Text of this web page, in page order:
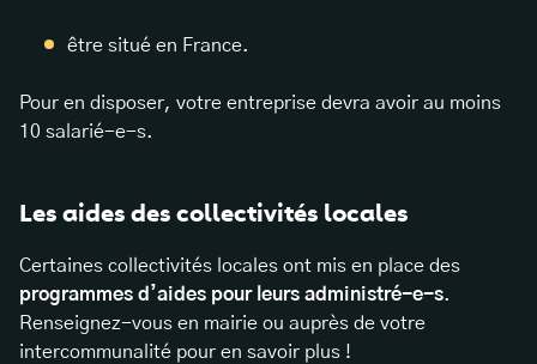
être situé en France.
Pour en disposer, votre entreprise devra avoir au moins
10 salarié-e-s.
Les aides des collectivités locales
Certaines collectivités locales ont mis en place des
programmes d’aides pour leurs administré-e-s.
Renseignez-vous en mairie ou auprès de votre
intercommunalité pour en savoir plus !